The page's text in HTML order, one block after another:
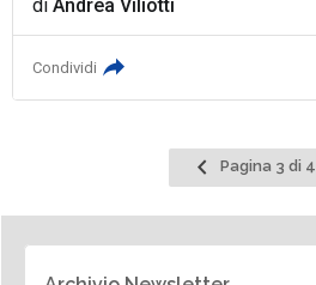
diAndrea Viliotti
Condividi
Pagina
precedente
Pagina 3 di 4